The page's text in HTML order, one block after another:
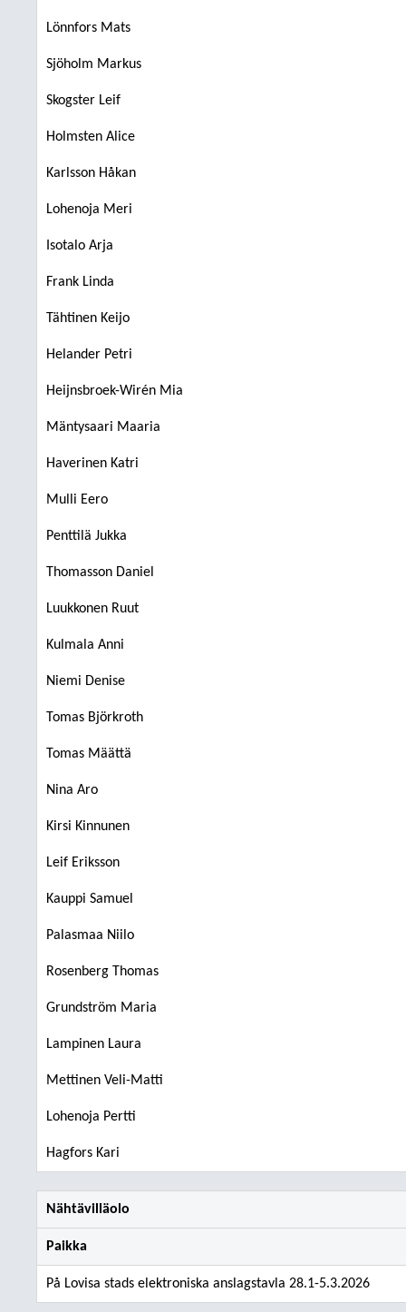
Lönnfors Mats
Sjöholm Markus
Skogster Leif
Holmsten Alice
Karlsson Håkan
Lohenoja Meri
Isotalo Arja
Frank Linda
Tähtinen Keijo
Helander Petri
Heijnsbroek-Wirén Mia
Mäntysaari Maaria
Haverinen Katri
Mulli Eero
Penttilä Jukka
Thomasson Daniel
Luukkonen Ruut
Kulmala Anni
Niemi Denise
Tomas Björkroth
Tomas Määttä
Nina Aro
Kirsi Kinnunen
Leif Eriksson
Kauppi Samuel
Palasmaa Niilo
Rosenberg Thomas
Grundström Maria
Lampinen Laura
Mettinen Veli-Matti
Lohenoja Pertti
Hagfors Kari
Nähtävilläolo
Paikka
På Lovisa stads elektroniska anslagstavla 28.1-5.3.2026